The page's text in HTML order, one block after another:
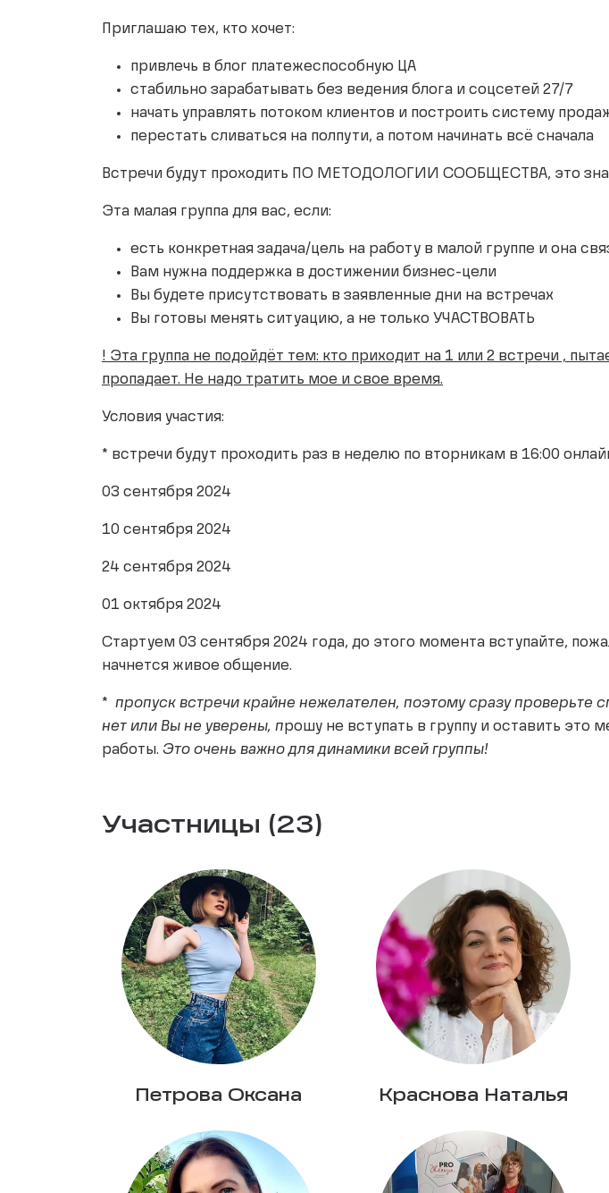
Приглашаю тех, кто хочет:
привлечь в блог платежеспособную ЦА
стабильно зарабатывать без ведения блога и соцсетей 27/7
начать управлять потоком клиентов и построить систему
перестать сливаться на полпути, а потом начинать всё сначала
Встречи будут проходить ПО МЕТОДОЛОГИИ СООБЩЕСТВА, это
Эта малая группа для вас, если:
есть конкретная задача/цель на работу в малой группе и она
Вам нужна поддержка в достижении бизнес-цели
Вы будете присутствовать в заявленные дни на встречах
Вы готовы менять ситуацию, а не только УЧАСТВОВАТЬ
! Эта группа не подойдёт тем: кто приходит на 1 или 2 встречи ,
пропадает. Не надо тратить мое и свое время.
Условия участия:
* встречи будут проходить раз в неделю по вторникам в 16:00
03 сентября 2024
10 сентября 2024
24 сентября 2024
01 октября 2024
Стартуем 03 сентября 2024 года, до этого момента вступайте,
начнется живое общение.
* пропуск встречи крайне нежелателен, поэтому сразу проверьте
нет или Вы не уверены, прошу не вступать в группу и оставить
работы. Это очень важно для динамики всей группы!
Участницы (23)
Петрова Оксана Краснова Наталья